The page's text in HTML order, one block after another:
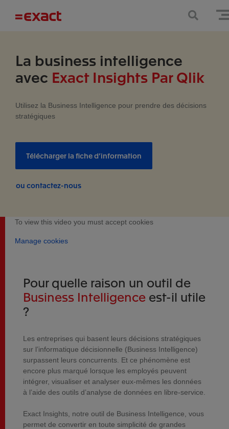
La business intelligence
avec Exact Insights Par Qlik
Utilisez la Business Intelligence pour prendre des décisions
stratégiques
Télécharger la fiche d’information
ou contactez-nous
To view this video you must accept cookies
Manage cookies
Pour quelle raison un outil de
Business Intelligence est-il utile
?
Les entreprises qui basent leurs décisions stratégiques
sur l’informatique décisionnelle (Business Intelligence)
surpassent leurs concurrents. Et ce phénomène est
encore plus marqué lorsque les employés peuvent
intégrer, visualiser et analyser eux-mêmes les données
à l’aide des outils d’analyse de données en libre-service.
Exact Insights, notre outil de Business Intelligence, vous
permet de convertir en toute simplicité de grandes